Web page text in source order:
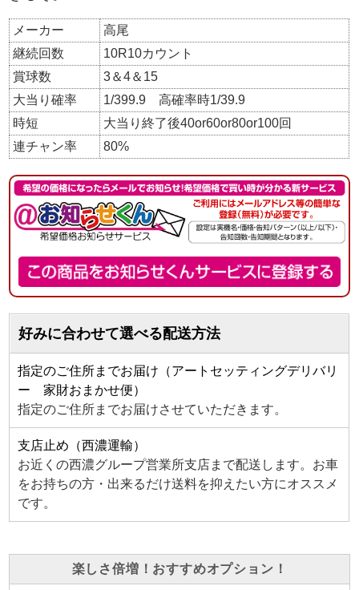
メーカー
高尾
継続回数
10R10カウント
賞球数
3＆4＆15
大当り確率
1/399.9 高確率時1/39.9
時短
大当り終了後40or60or80or100回
連チャン率
80%
好みに合わせて選べる配送方法
指定のご住所までお届け（アートセッティングデリバリ
ー 家財おまかせ便）
指定のご住所までお届けさせていただきます。
支店止め（西濃運輸）
お近くの西濃グループ営業所支店まで配送します。お車
をお持ちの方・出来るだけ送料を抑えたい方にオススメ
です。
楽しさ倍増！おすすめオプション！